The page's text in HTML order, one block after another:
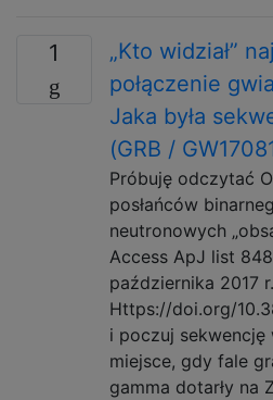
1
„Kto widział”
połączenie
Jaka była
(GRB /
Próbuję odczytać
posłańców
neutronowych
Access ApJ list
października 2017 r.
Https://doi.org/
i poczuj sekwencję
miejsce, gdy fale
gamma dotarły na